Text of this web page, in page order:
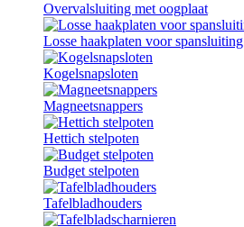
Overvalsluiting met oogplaat
Losse haakplaten voor spansluiting
Kogelsnapsloten
Magneetsnappers
Hettich stelpoten
Budget stelpoten
Tafelbladhouders